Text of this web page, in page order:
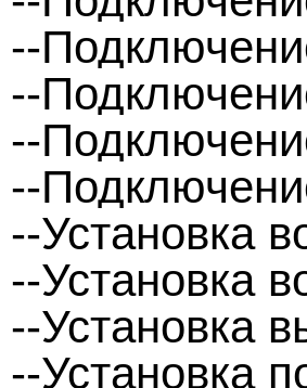
--
--
--
--
--Установка
--Установка
--Установка
--Установка